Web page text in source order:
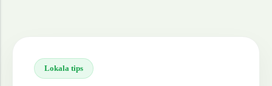
Lokala tips